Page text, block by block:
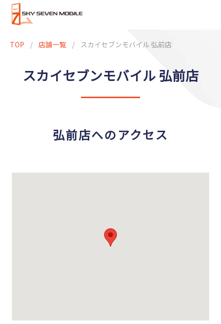
TOP / 店舗一覧 / スカイセブンモバイル 弘前店
スカイセブンモバイル 弘前店
弘前店へのアクセス